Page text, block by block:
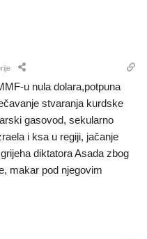
u nula dolara,potpuna
stvaranja kurdske
gasovod, sekularno
i ksa u regiji, jačanje
diktatora Asada zbog
makar pod njegovim